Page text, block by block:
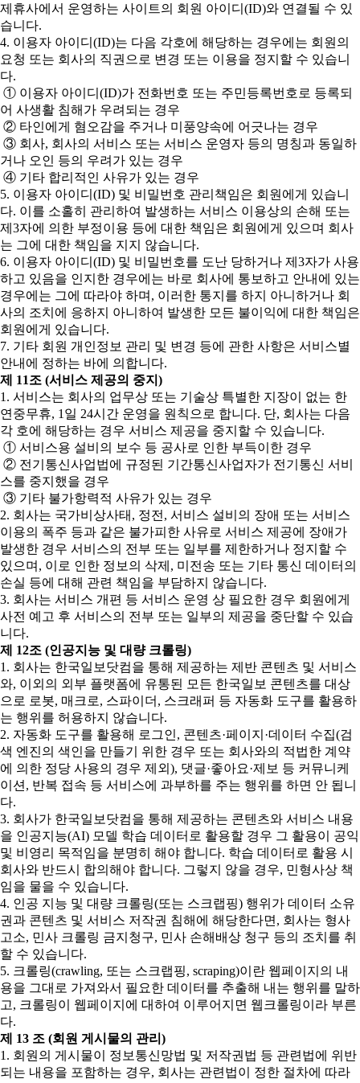
제휴사에서 운영하는 사이트의 회원 아이디(ID)와 연결될 수 있
습니다.
4. 이용자 아이디(ID)는 다음 각호에 해당하는 경우에는 회원의
요청 또는 회사의 직권으로 변경 또는 이용을 정지할 수 있습니
다.
① 이용자 아이디(ID)가 전화번호 또는 주민등록번호로 등록되
어 사생활 침해가 우려되는 경우
② 타인에게 혐오감을 주거나 미풍양속에 어긋나는 경우
③ 회사, 회사의 서비스 또는 서비스 운영자 등의 명칭과 동일하
거나 오인 등의 우려가 있는 경우
④ 기타 합리적인 사유가 있는 경우
5. 이용자 아이디(ID) 및 비밀번호 관리책임은 회원에게 있습니
다. 이를 소홀히 관리하여 발생하는 서비스 이용상의 손해 또는
제3자에 의한 부정이용 등에 대한 책임은 회원에게 있으며 회사
는 그에 대한 책임을 지지 않습니다.
6. 이용자 아이디(ID) 및 비밀번호를 도난 당하거나 제3자가 사용
하고 있음을 인지한 경우에는 바로 회사에 통보하고 안내에 있는
경우에는 그에 따라야 하며, 이러한 통지를 하지 아니하거나 회
사의 조치에 응하지 아니하여 발생한 모든 불이익에 대한 책임은
회원에게 있습니다.
7. 기타 회원 개인정보 관리 및 변경 등에 관한 사항은 서비스별
안내에 정하는 바에 의합니다.
제 11조 (서비스 제공의 중지)
1. 서비스는 회사의 업무상 또는 기술상 특별한 지장이 없는 한
연중무휴, 1일 24시간 운영을 원칙으로 합니다. 단, 회사는 다음
각 호에 해당하는 경우 서비스 제공을 중지할 수 있습니다.
① 서비스용 설비의 보수 등 공사로 인한 부득이한 경우
② 전기통신사업법에 규정된 기간통신사업자가 전기통신 서비
스를 중지했을 경우
③ 기타 불가항력적 사유가 있는 경우
2. 회사는 국가비상사태, 정전, 서비스 설비의 장애 또는 서비스
이용의 폭주 등과 같은 불가피한 사유로 서비스 제공에 장애가
발생한 경우 서비스의 전부 또는 일부를 제한하거나 정지할 수
있으며, 이로 인한 정보의 삭제, 미전송 또는 기타 통신 데이터의
손실 등에 대해 관련 책임을 부담하지 않습니다.
3. 회사는 서비스 개편 등 서비스 운영 상 필요한 경우 회원에게
사전 예고 후 서비스의 전부 또는 일부의 제공을 중단할 수 있습
니다.
제 12조 (인공지능 및 대량 크롤링)
1. 회사는 한국일보닷컴을 통해 제공하는 제반 콘텐츠 및 서비스
와, 이외의 외부 플랫폼에 유통된 모든 한국일보 콘텐츠를 대상
으로 로봇, 매크로, 스파이더, 스크래퍼 등 자동화 도구를 활용하
는 행위를 허용하지 않습니다.
2. 자동화 도구를 활용해 로그인, 콘텐츠·페이지·데이터 수집(검
색 엔진의 색인을 만들기 위한 경우 또는 회사와의 적법한 계약
에 의한 정당 사용의 경우 제외), 댓글·좋아요·제보 등 커뮤니케
이션, 반복 접속 등 서비스에 과부하를 주는 행위를 하면 안 됩니
다.
3. 회사가 한국일보닷컴을 통해 제공하는 콘텐츠와 서비스 내용
을 인공지능(AI) 모델 학습 데이터로 활용할 경우 그 활용이 공익
및 비영리 목적임을 분명히 해야 합니다. 학습 데이터로 활용 시
회사와 반드시 합의해야 합니다. 그렇지 않을 경우, 민형사상 책
임을 물을 수 있습니다.
4. 인공 지능 및 대량 크롤링(또는 스크랩핑) 행위가 데이터 소유
권과 콘텐츠 및 서비스 저작권 침해에 해당한다면, 회사는 형사
고소, 민사 크롤링 금지청구, 민사 손해배상 청구 등의 조치를 취
할 수 있습니다.
5. 크롤링(crawling, 또는 스크랩핑, scraping)이란 웹페이지의 내
용을 그대로 가져와서 필요한 데이터를 추출해 내는 행위를 말하
고, 크롤링이 웹페이지에 대하여 이루어지면 웹크롤링이라 부른
다.
제 13 조 (회원 게시물의 관리)
1. 회원의 게시물이 정보통신망법 및 저작권법 등 관련법에 위반
되는 내용을 포함하는 경우, 회사는 관련법이 정한 절차에 따라